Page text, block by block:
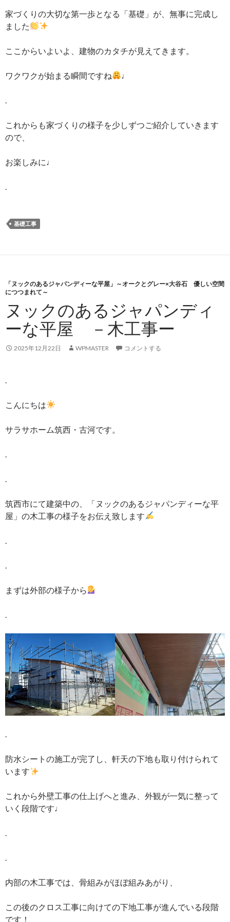
家づくりの大切な第一歩となる「基礎」が、無事に完成し
ました
ここからいよいよ、建物のカタチが見えてきます。
ワクワクが始まる瞬間ですね ♩
これからも家づくりの様子を少しずつご紹介していきます
ので、
お楽しみに♩
基礎工事
「ヌックのあるジャパンディーな平屋」～オークとグレー×大谷石 優しい空間
につつまれて～
ヌックのあるジャパンディ
ーな平屋 －木工事ー
2025年12月22日 WPMASTER コメントする
こんにちは
サラサホーム筑西・古河です。
筑西市にて建築中の、「ヌックのあるジャパンディーな平
屋」の木工事の様子をお伝え致します
まずは外部の様子から
.
防水シートの施工が完了し、軒天の下地も取り付けられて
います
これから外壁工事の仕上げへと進み、外観が一気に整って
いく段階です♩
.
.
内部の木工事では、骨組みがほぼ組みあがり、
この後のクロス工事に向けての下地工事が進んでいる段階
です！